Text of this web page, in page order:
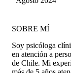
SOBRE MÍ
Soy psicóloga
en atención a
de Chile. Mi